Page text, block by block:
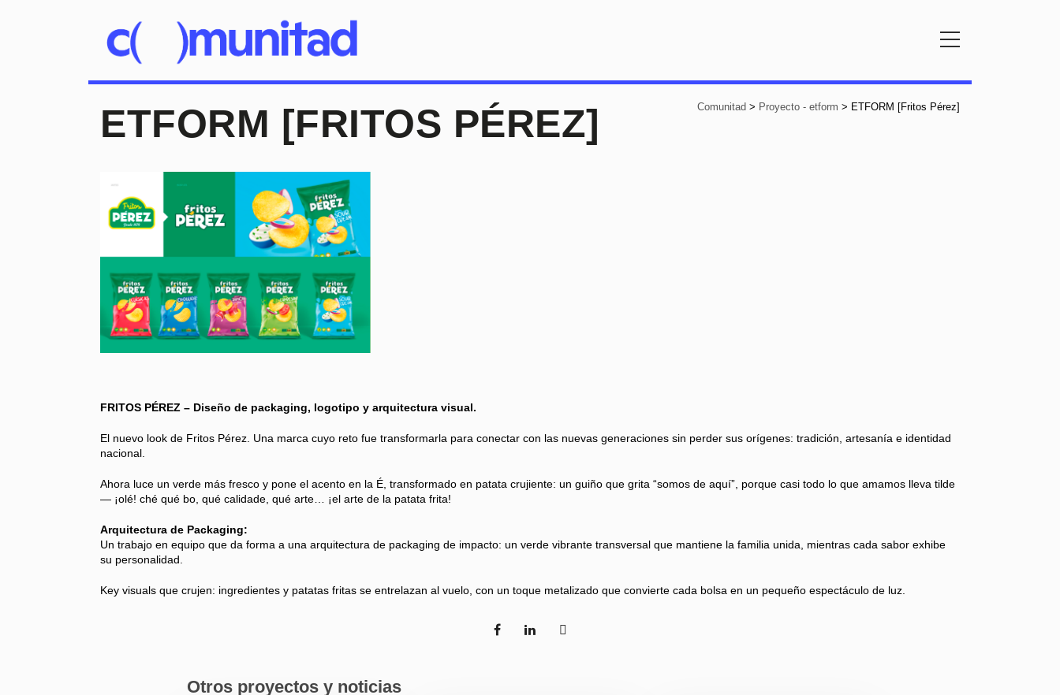
Comunitad > Proyecto - etform > ETFORM [Fritos Pérez]
ETFORM [FRITOS PÉREZ]
FRITOS PÉREZ – Diseño de packaging, logotipo y arquitectura visual.
El nuevo look de Fritos Pérez. Una marca cuyo reto fue transformarla para conectar con las nuevas generaciones sin perder sus orígenes: tradición, artesanía e identidad
nacional.
Ahora luce un verde más fresco y pone el acento en la É, transformado en patata crujiente: un guiño que grita “somos de aquí”, porque casi todo lo que amamos lleva tilde
— ¡olé! ché qué bo, qué calidade, qué arte… ¡el arte de la patata frita!
Arquitectura de Packaging:
Un trabajo en equipo que da forma a una arquitectura de packaging de impacto: un verde vibrante transversal que mantiene la familia unida, mientras cada sabor exhibe
su personalidad.
Key visuals que crujen: ingredientes y patatas fritas se entrelazan al vuelo, con un toque metalizado que convierte cada bolsa en un pequeño espectáculo de luz.
Otros proyectos y noticias